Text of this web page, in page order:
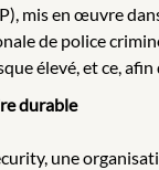
mis en œuvre
de police
élevé, et ce,
durable
une